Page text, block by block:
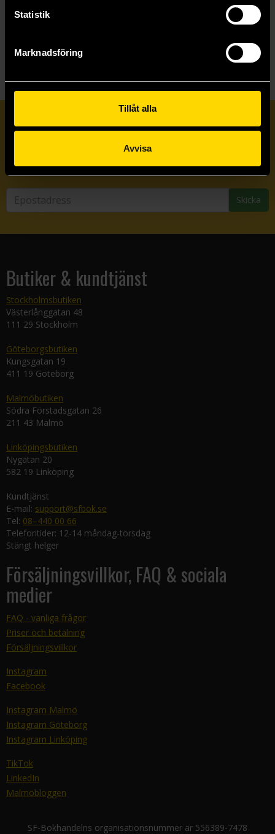
Statistik
Marknadsföring
Tillåt alla
Avvisa
Prenumerera på vårt nyhetsbrev
Veckobrevet
Skicka
Butiker & kundtjänst
Stockholmsbutiken
Västerlånggatan 48
111 29 Stockholm
Göteborgsbutiken
Kungsgatan 19
411 19 Göteborg
Malmöbutiken
Södra Förstadsgatan 26
211 43 Malmö
Linköpingsbutiken
Nygatan 20
582 19 Linköping
Kundtjänst
E-mail: support@sfbok.se
Tel: 08–440 00 66
Telefontider: 12-14 måndag-torsdag
Stängt helger
Försäljningsvillkor, FAQ & sociala
medier
FAQ - vanliga frågor
Priser och betalning
Försäljningsvillkor
Instagram
Facebook
Instagram Malmö
Instagram Göteborg
Instagram Linköping
TikTok
LinkedIn
Malmöbloggen
SF-Bokhandelns organisationsnummer är 556389-7478